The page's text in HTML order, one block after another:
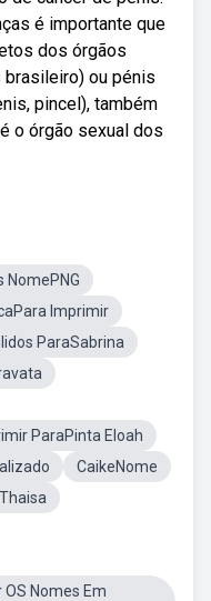
é importante que
dos órgãos
ou pénis
pincel), também
o órgão sexual dos
NomePNG
Imprimir
ParaSabrina
ParaPinta Eloah
CaikeNome
OS Nomes Em